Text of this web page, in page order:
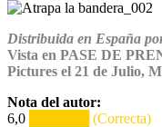
Distribuida en España
Vista en PASE DE
Pictures el 21 de Julio,
Nota del autor:
6,0
██████ (Correcta)